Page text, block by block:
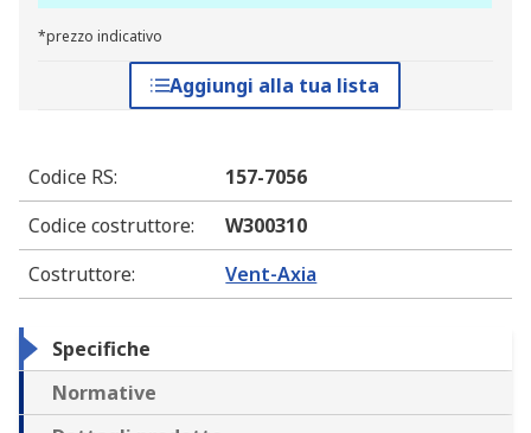
*prezzo indicativo
Aggiungi alla tua lista
Codice RS:
157-7056
Codice costruttore:
W300310
Costruttore: Vent-Axia
Specifiche
Normative